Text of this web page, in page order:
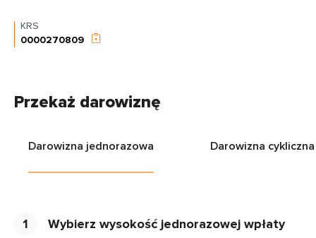
KRS
0000270809
Przekaż darowiznę
Darowizna jednorazowa Darowizna cykliczna
1 Wybierz wysokość jednorazowej wpłaty